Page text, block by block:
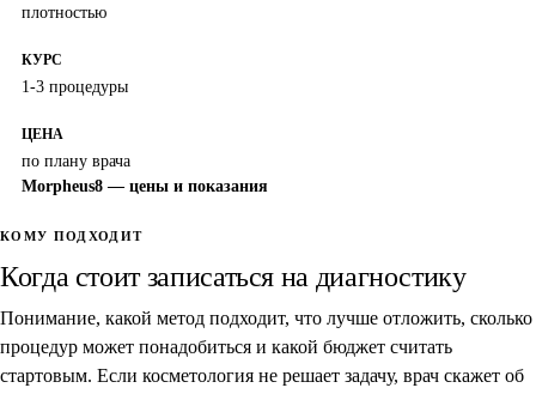
плотностью
КУРС
1-3 процедуры
ЦЕНА
по плану врача
Morpheus8 — цены и показания
КОМУ ПОДХОДИТ
Когда стоит записаться на диагностику
Понимание, какой метод подходит, что лучше отложить, сколько
процедур может понадобиться и какой бюджет считать
стартовым. Если косметология не решает задачу, врач скажет об